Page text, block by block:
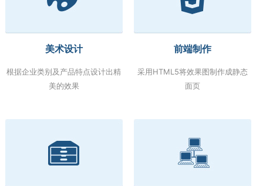
美术设计
根据企业类别及产品特点设计出精
美的效果
前端制作
采用HTML5将效果图制作成静态
面页